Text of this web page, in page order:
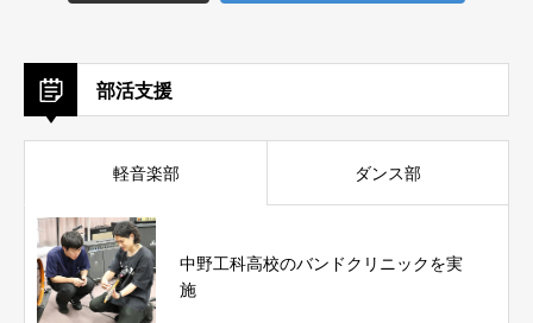
部活支援
軽音楽部 ダンス部
中野工科高校のバンドクリニックを実
施